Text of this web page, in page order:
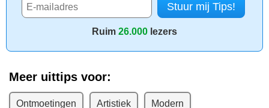
Ruim 26.000 lezers
Meer uittips voor:
Ontmoetingen Artistiek Modern